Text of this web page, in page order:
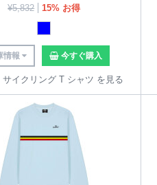
¥5,832 15% お得
情報 今すぐ購入
サイクリング T シャツ を見る